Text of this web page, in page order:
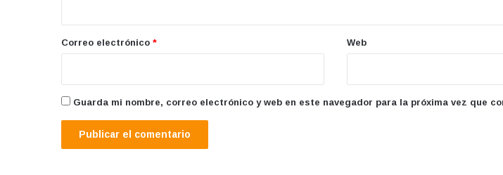
*
Correo electrónico * Web
Guarda mi nombre, correo electrónico y web en este navegador para la próxima vez que